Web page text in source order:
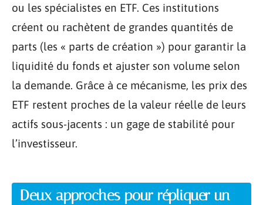
ou les spécialistes en ETF. Ces institutions
créent ou rachètent de grandes quantités de
parts (les « parts de création ») pour garantir la
liquidité du fonds et ajuster son volume selon
la demande. Grâce à ce mécanisme, les prix des
ETF restent proches de la valeur réelle de leurs
actifs sous-jacents : un gage de stabilité pour
l’investisseur.
Deux approches pour répliquer un